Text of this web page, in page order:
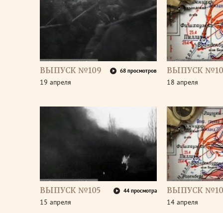
ВЫПУСК №109 68 просмотров
19 апреля
ВЫПУСК
18 апреля
ВЫПУСК №105 44 просмотра
15 апреля
ВЫПУСК
14 апреля